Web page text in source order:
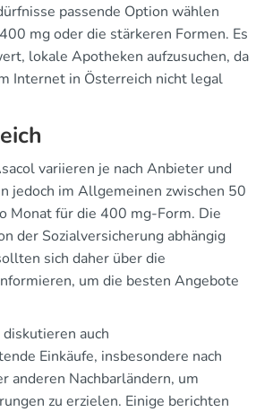
passende Option wählen
mg oder die stärkeren Formen. Es
lokale Apotheken aufzusuchen, da
Internet in Österreich nicht legal
variieren je nach Anbieter und
jedoch im Allgemeinen zwischen 50
Monat für die 400 mg-Form. Die
der Sozialversicherung abhängig
sich daher über die
um die besten Angebote
auch
Einkäufe, insbesondere nach
anderen Nachbarländern, um
zu erzielen. Einige berichten